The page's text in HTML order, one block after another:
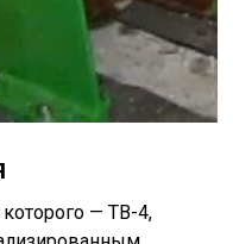
— ТВ-4,